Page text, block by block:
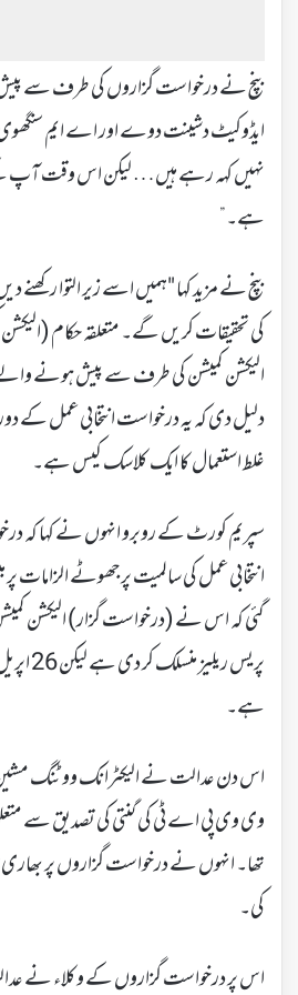
بنچ نے درخواست گزاروں کی طرف سے
ایڈوکیٹ دشینت دوے اور اے ایم
نہیں کہہ رہے ہیں… لیکن اس وقت آپ
ہے۔”
بنچ نے مزید کہا "ہمیں اسے زیر التوا
کی تحقیقات کریں گے۔ متعلقہ حکام
الیکشن کمیشن کی طرف سے پیش ہونے والے
دلیل دی کہ یہ درخواست انتخابی عمل کے
غلط استعمال کا ایک کلاسک کیس ہے۔
سپریم کورٹ کے روبرو انہوں نے کہا کہ
انتخابی عمل کی سالمیت پر جھوٹے الزامات
گئی کہ اس نے (درخواست گزار) الیکشن
پریس
ہے۔
اس دن عدالت نے الیکٹرانک ووٹنگ
وی وی پی اے ٹی کی گنتی کی تصدیق سے
تھا۔ انہوں نے درخواست گزاروں پر بھاری
کی۔
اس پر درخواست گزاروں کے وکلاء نے